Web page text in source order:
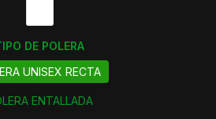
DE POLERA
UNISEX RECTA
ENTALLADA